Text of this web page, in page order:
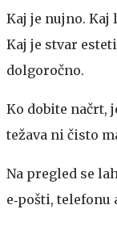
Kaj je nujno. Kaj
Kaj je stvar
dolgoročno.
Ko dobite načrt,
težava ni čisto
Na pregled se
e‑pošti,